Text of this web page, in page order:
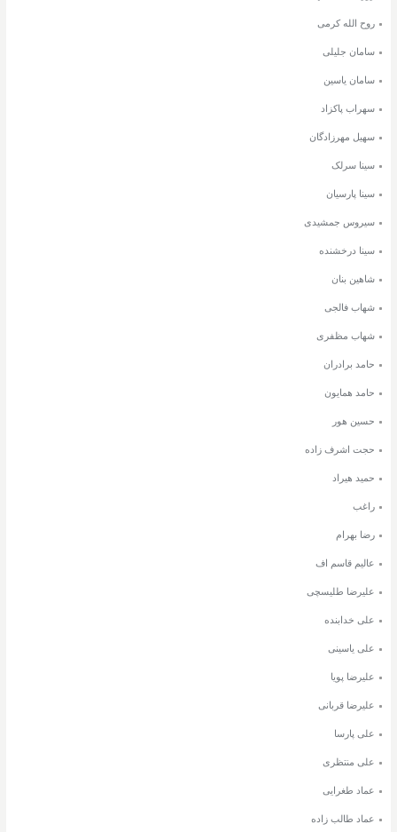
روح الله کرمی
سامان جلیلی
سامان یاسین
سهراب پاکزاد
سهیل مهرزادگان
سینا سرلک
سینا پارسیان
سیروس جمشیدی
سینا درخشنده
شاهین بنان
شهاب فالجی
شهاب مظفری
حامد برادران
حامد همایون
حسین هور
حجت اشرف زاده
حمید هیراد
راغب
رضا بهرام
عالیم قاسم اف
علیرضا طلیسچی
علی خدابنده
علی یاسینی
علیرضا پویا
علیرضا قربانی
علی پارسا
علی منتظری
عماد طغرایی
عماد طالب زاده